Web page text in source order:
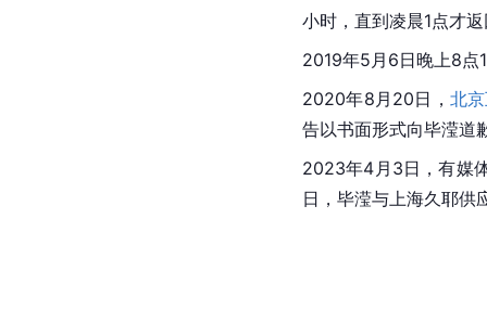
小时，直到凌晨1点才
2019年5月6日晚上8点
2020年8月20日， 北
告以书面形式向毕滢道
2023年4月3日，有媒
日，毕滢与上海久耶供